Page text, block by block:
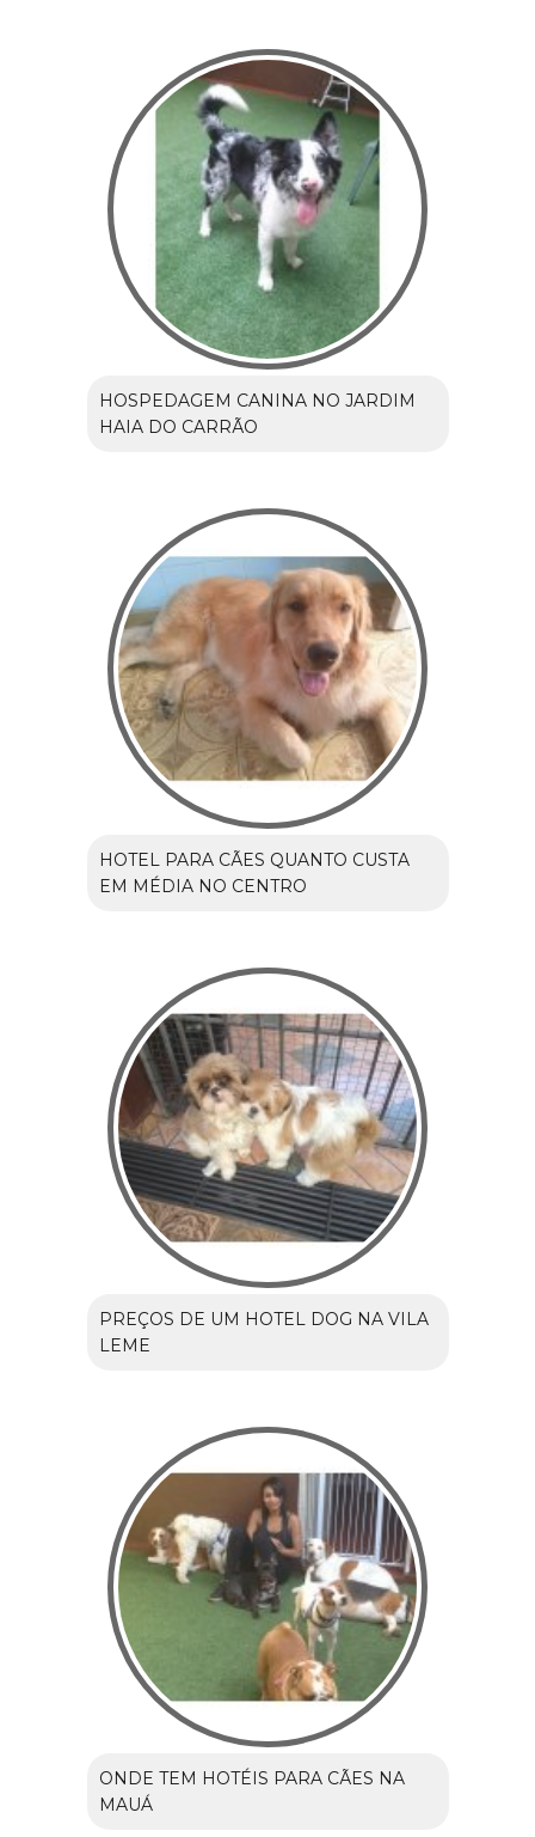
HOSPEDAGEM CANINA NO JARDIM
HAIA DO CARRÃO
HOTEL PARA CÃES QUANTO CUSTA
EM MÉDIA NO CENTRO
PREÇOS DE UM HOTEL DOG NA VILA
LEME
ONDE TEM HOTÉIS PARA CÃES NA
MAUÁ